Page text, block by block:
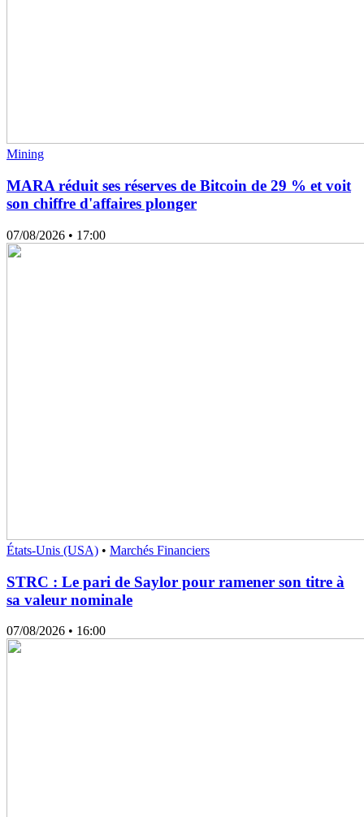
Mining
MARA réduit ses réserves de Bitcoin de 29 % et voit
son chiffre d'affaires plonger
07/08/2026 • 17:00
États-Unis (USA) • Marchés Financiers
STRC : Le pari de Saylor pour ramener son titre à
sa valeur nominale
07/08/2026 • 16:00